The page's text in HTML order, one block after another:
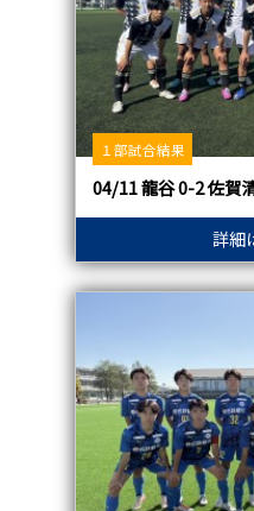
１部試合結果
04/11 龍谷 0-2 佐賀
詳細